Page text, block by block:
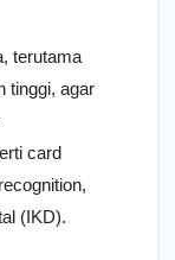
terutama
tinggi, agar
card
(IKD).